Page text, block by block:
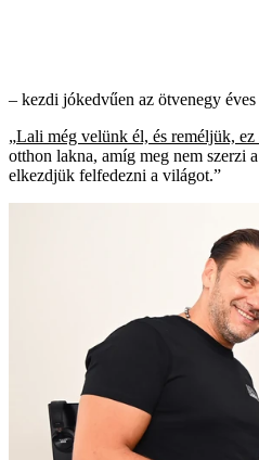
– kezdi jókedvűen az ötvenegy
„Lali még velünk él, és reméljük,
otthon lakna, amíg meg nem szerzi
elkezdjük felfedezni a világot.”